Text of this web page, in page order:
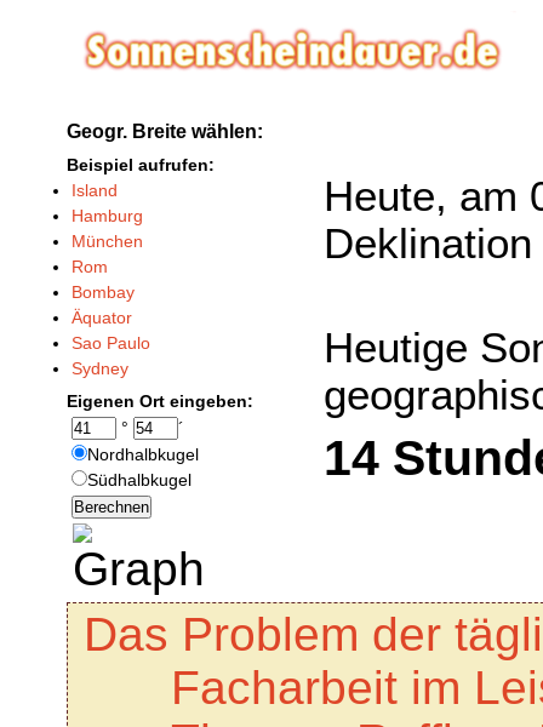
Geogr. Breite wählen:
Beispiel aufrufen:
Island
Hamburg
München
Rom
Bombay
Äquator
Sao Paulo
Sydney
Eigenen Ort eingeben:
°
´
Nordhalbkugel
Südhalbkugel
Heute, am
Deklination
Heutige
14
Das Problem der
Facharbeit im